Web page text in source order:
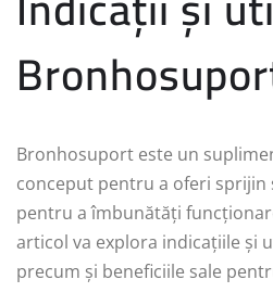
Bronhosuport este un
conceput pentru a oferi
pentru a îmbunătăți
articol va explora indicațiile și
precum și beneficiile sale